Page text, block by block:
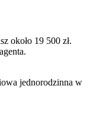
około 19 500 zł.
jednorodzinna w